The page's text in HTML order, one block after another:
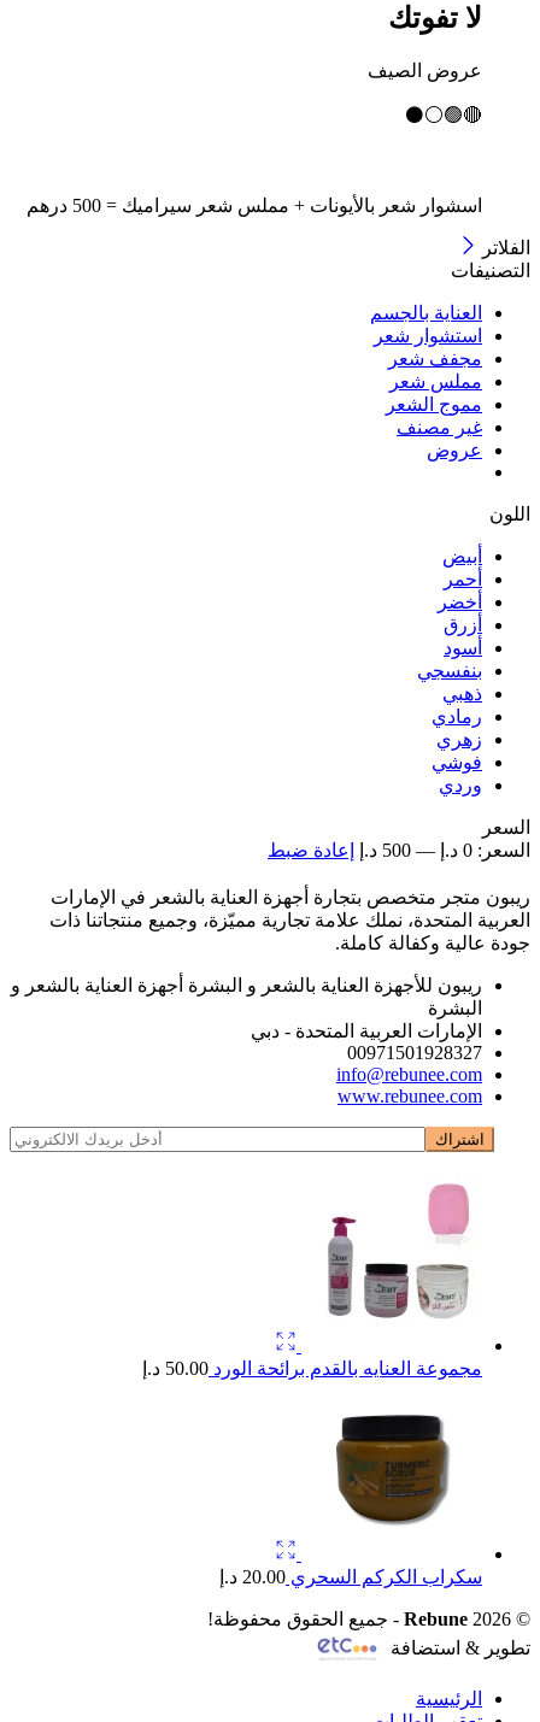
لا تفوتك
عروض الصيف
🔴🟢⚪⚫
اسشوار شعر بالأيونات + مملس شعر سيراميك = 500 درهم
الفلاتر
التصنيفات
العناية بالجسم
استشوار شعر
مجفف شعر
مملس شعر
مموج الشعر
غير مصنف
عروض
اللون
أبيض
أحمر
أخضر
أزرق
أسود
بنفسجي
ذهبي
رمادي
زهري
فوشي
وردي
السعر
السعر: 0 د.إ — 500 د.إ إعادة ضبط
ريبون متجر متخصص بتجارة أجهزة العناية بالشعر في الإمارات
العربية المتحدة، نملك علامة تجارية مميّزة، وجميع منتجاتنا ذات
جودة عالية وكفالة كاملة.
ريبون للأجهزة العناية بالشعر و البشرة أجهزة العناية بالشعر و
البشرة
الإمارات العربية المتحدة - دبي
00971501928327
info@rebunee.com
www.rebunee.com
مجموعة العنايه بالقدم برائحة الورد 50.00 د.إ
سكراب الكركم السحري 20.00 د.إ
© 2026
Rebune - جميع الحقوق محفوظة!
تطوير & استضافة
الرئيسية